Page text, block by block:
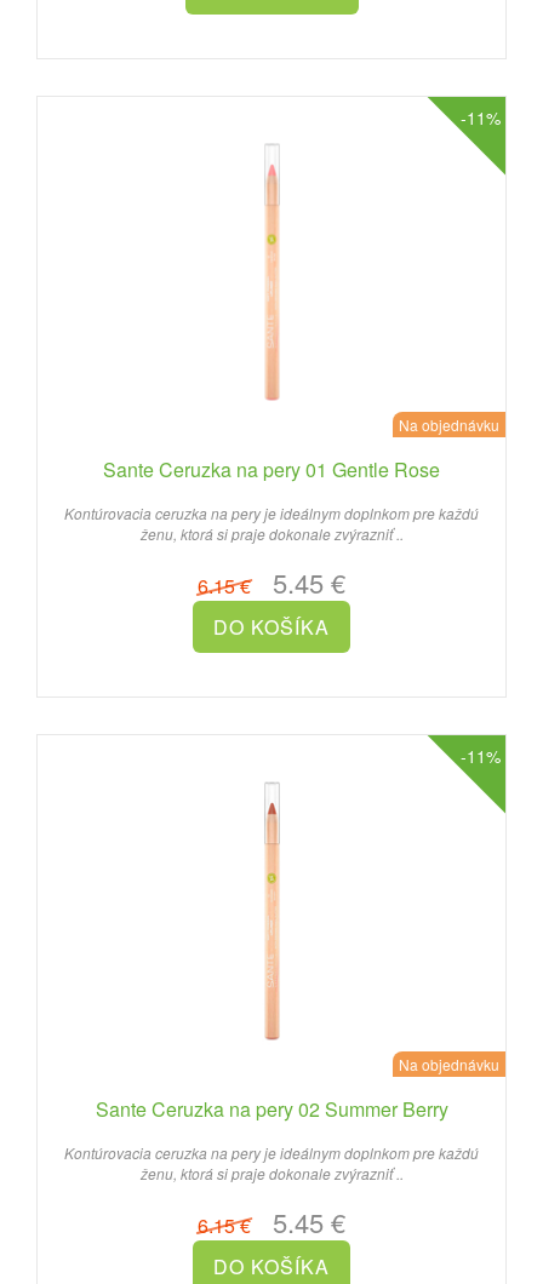
-11%
Na objednávku
Sante Ceruzka na pery 01 Gentle Rose
Kontúrovacia ceruzka na pery je ideálnym doplnkom pre každú
ženu, ktorá si praje dokonale zvýrazniť ..
6.15 €5.45 €
-11%
Na objednávku
Sante Ceruzka na pery 02 Summer Berry
Kontúrovacia ceruzka na pery je ideálnym doplnkom pre každú
ženu, ktorá si praje dokonale zvýrazniť ..
6.15 €5.45 €